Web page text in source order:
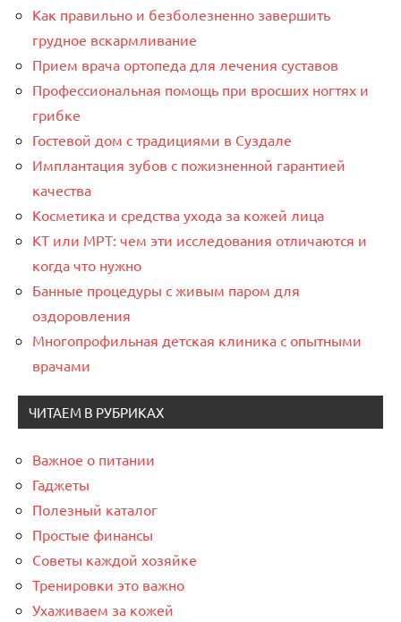
Как правильно и безболезненно завершить
грудное вскармливание
Прием врача ортопеда для лечения суставов
Профессиональная помощь при вросших ногтях и
грибке
Гостевой дом с традициями в Суздале
Имплантация зубов с пожизненной гарантией
качества
Косметика и средства ухода за кожей лица
КТ или МРТ: чем эти исследования отличаются и
когда что нужно
Банные процедуры с живым паром для
оздоровления
Многопрофильная детская клиника с опытными
врачами
ЧИТАЕМ В РУБРИКАХ
Важное о питании
Гаджеты
Полезный каталог
Простые финансы
Советы каждой хозяйке
Тренировки это важно
Ухаживаем за кожей